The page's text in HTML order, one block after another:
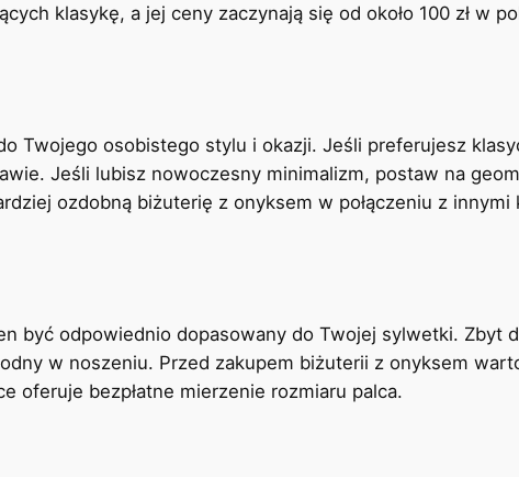
klasykę, a jej ceny zaczynają się od około 100 zł w
Twojego osobistego stylu i okazji. Jeśli preferujesz
Jeśli lubisz nowoczesny minimalizm, postaw na
ozdobną biżuterię z onyksem w połączeniu z innymi
być odpowiednio dopasowany do Twojej sylwetki. Zbyt
w noszeniu. Przed zakupem biżuterii z onyksem
oferuje bezpłatne mierzenie rozmiaru palca.